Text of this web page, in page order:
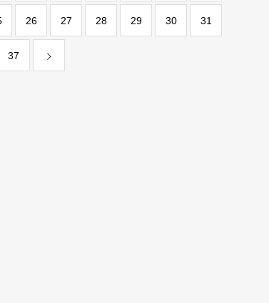
26 27 28 29 30 31
37